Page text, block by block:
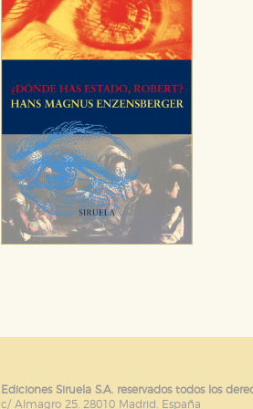
Ediciones Siruela S.A. reservados todos los
c/ Almagro 25. 28010 Madrid. España